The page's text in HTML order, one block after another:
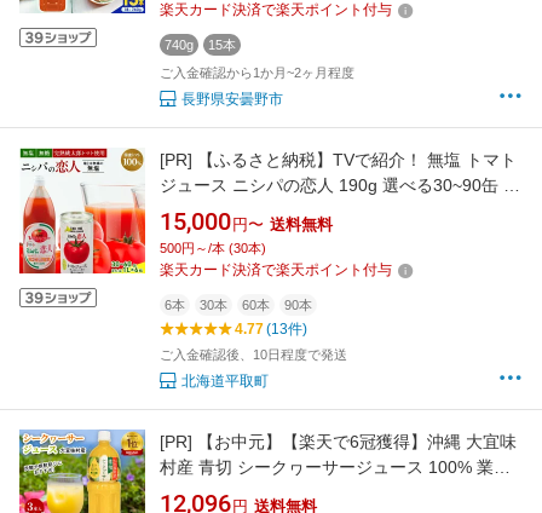
楽天カード決済で楽天ポイント付与
740g
15本
ご入金確認から1か月~2ヶ月程度
長野県安曇野市
[PR]
【ふるさと納税】TVで紹介！ 無塩 トマト
ジュース ニシパの恋人 190g 選べる30~90缶 ま
たは1L×6瓶 完熟生食用 贅沢濃厚 人気 ランキン
グ 無糖 桃太郎トマト 国産 果汁100% 無添加 飲
みやすい 野菜ジュース 北海道 平取町 送料無料
15,000 円〜 送料無料
500円～/本 (30本)
楽天カード決済で楽天ポイント付与
6本 30本 60本 90本
4.77(13件)
ご入金確認後、10日程度で発送
北海道平取町
[PR]
【お中元】【楽天で6冠獲得】沖縄 大宜味
村産 青切 シークヮーサージュース 100% 業務
用 1.48L 3本セット 原液 ストレート 国産 美容
12,096 円 送料無料